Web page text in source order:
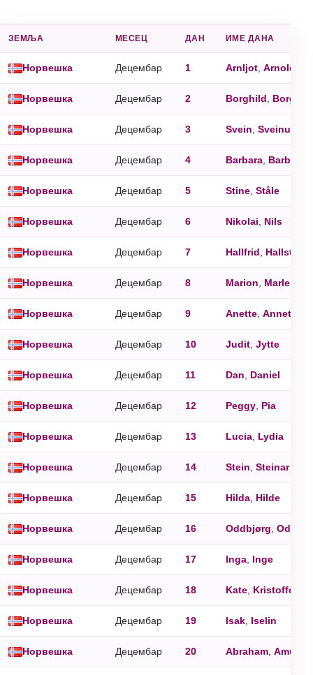
ЗЕМЉА MЕСЕЦ ДАН ИМЕ ДАНА
Норвешка Децембар 1 Arnljot Arnold
Норвешка Децембар 2 Borghild Borgny
Норвешка Децембар 3 Svein Sveinung
Норвешка Децембар 4 Barbara Barbro
Норвешка Децембар 5 Stine Ståle
Норвешка Децембар 6 Nikolai Nils
Норвешка Децембар 7 Hallfrid Hallstein
Норвешка Децембар 8 Marion Marlene
Норвешка Децембар 9 Anette Annette
Норвешка Децембар 10 Judit Jytte
Норвешка Децембар 11 Dan Daniel
Норвешка Децембар 12 Peggy Pia
Норвешка Децембар 13 Lucia Lydia
Норвешка Децембар 14 Stein Steinar
Норвешка Децембар 15 Hilda Hilde
Норвешка Децембар 16 Oddbjørg
Норвешка Децембар 17 Inga Inge
Норвешка Децембар 18 Kate Kristoffer
Норвешка Децембар 19 Isak Iselin
Норвешка Децембар 20 Abraham Amund